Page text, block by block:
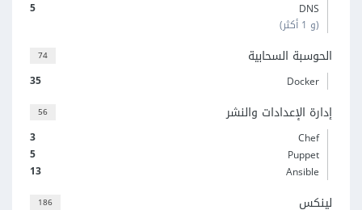
5
DNS
(و 1 أكثر)
74 الحوسبة السحابية
35 Docker
56 إدارة الإعدادات والنشر
3
Chef
5
Puppet
13
Ansible
186 لينكس